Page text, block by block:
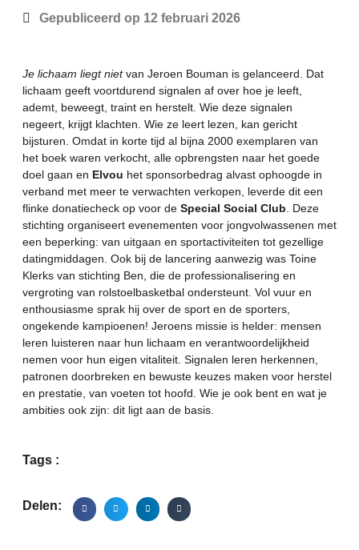
Gepubliceerd op 12 februari 2026
Je lichaam liegt nietvan Jeroen Bouman is gelanceerd. Dat
lichaam geeft voortdurend signalen af over hoe je leeft,
ademt, beweegt, traint en herstelt. Wie deze signalen
negeert, krijgt klachten. Wie ze leert lezen, kan gericht
bijsturen. Omdat in korte tijd al bijna 2000 exemplaren van
het boek waren verkocht, alle opbrengsten naar het goede
doel gaan en Elvou het sponsorbedrag alvast ophoogde in
verband met meer te verwachten verkopen, leverde dit een
flinke donatiecheck op voor de Special Social Club . Deze
stichting organiseert evenementen voor jongvolwassenen met
een beperking: van uitgaan en sportactiviteiten tot gezellige
datingmiddagen. Ook bij de lancering aanwezig was Toine
Klerks van stichting Ben , die de professionalisering en
vergroting van rolstoelbasketbal ondersteunt. Vol vuur en
enthousiasme sprak hij over de sport en de sporters,
ongekende kampioenen! Jeroens missie is helder: mensen
leren luisteren naar hun lichaam en verantwoordelijkheid
nemen voor hun eigen vitaliteit. Signalen leren herkennen,
patronen doorbreken en bewuste keuzes maken voor herstel
en prestatie, van voeten tot hoofd. Wie je ook bent en wat je
ambities ook zijn: dit ligt aan de basis.
Tags :
Delen: